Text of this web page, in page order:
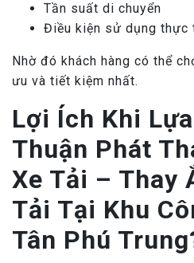
Tần suất di chuyển
Điều kiện sử dụng thực
Nhờ đó khách hàng có thể
ưu và tiết kiệm nhất.
Lợi Ích Khi
Thuận Phát
Xe Tải – Thay
Tải Tại Khu
Tân Phú